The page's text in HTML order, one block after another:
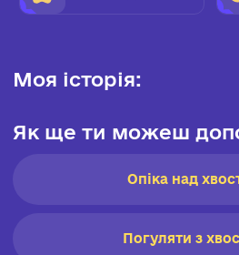
Моя історія:
Як ще ти можеш
Опіка над
Погуляти з